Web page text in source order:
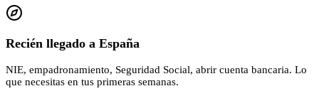
Recién llegado a España
NIE, empadronamiento, Seguridad Social, abrir cuenta bancaria. Lo
que necesitas en tus primeras semanas.